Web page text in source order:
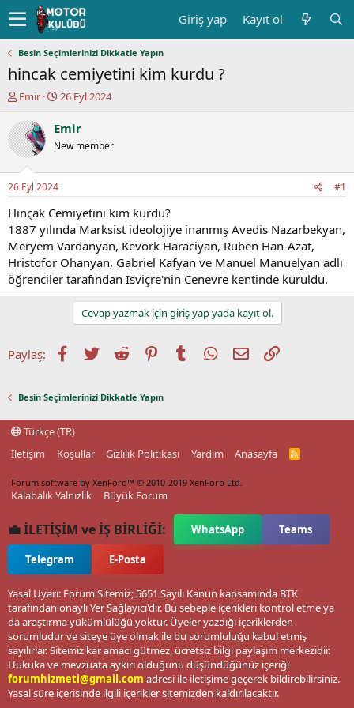
Giriş yap Kayıt ol
Besin Seçimlerinizi Dikkatle Yapın
hincak cemiyetini kim kurdu ?
K
n
u
y
b
a
ş
l
a
t
a
n
Emir
B
ş
a
ç
a
r
i
h
i
26 Eyl 2024
Emir
New member
26 Eyl 2024 #1
Hınçak Cemiyetini kim kurdu?
1887 yılında Marksist ideolojiye inanmış Avedis Nazarbekyan,
Meryem Vardanyan, Kevork Haraciyan, Ruben Han-Azat,
Hristofor Ohanyan, Gabriel Kafyan ve Manuel Manuelyan adlı
öğrenciler tarafından İsviçre'nin Cenevre kentinde kuruldu.
Cevap yazmak için giriş yap yada kayıt ol.
Paylaş: Facebook
TwitterReddit PinterestTumblrWhatsApp
E-postaLink
Besin Seçimlerinizi Dikkatle Yapın
Türkçe (TR)
İletişim
Koşullar Gizlilik Politikası Yardım Anasayfa
R
Forum software by XenForo™ © 2010-2019 XenForo Ltd.
Kalabalık Yalnızlık Büyük Forum
💼 İLETİŞİM ve İŞ BİRLİĞİ: WhatsApp Teams
Telegram E-Posta
Yasal Uyarı: Forum Sitemiz; 5651 Sayılı Kanun kapsamında BTK
tarafından onaylı Yer Sağlayıcı'dır. Bu sebeple içerikleri kontrol etme ya
da araştırma yükümlülüğü yoktur. Üyeler yazdığı içeriklerden
sorumludur ve siteye üye olmak ile bu sorumluluğu kabul etmiş
sayılırlar. Sitemiz kar amacı gütmez, ücretsiz bilgi paylaşım merkezidir.
Hukuka ve mevzuata aykırı olduğunu düşündüğünüz içeriği
forumhizmeti@gmail.com adresi ile iletişime geçerek bildirebilirsiniz.
Yasal süre içerisinde ilgili içerikler sitemizden kaldırılacaktır.